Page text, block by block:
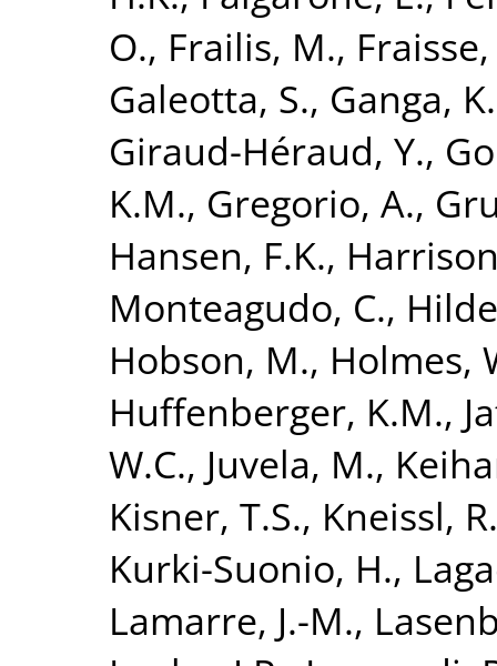
O., Frailis, M.,
Galeotta, S., Ganga, K.
Giraud-Héraud, Y.,
K.M., Gregorio, A.,
Hansen, F.K.,
Monteagudo, C.,
Hobson, M., Holmes,
Huffenberger, K.M.,
W.C., Juvela, M.,
Kisner, T.S., Kneissl, R.
Kurki-Suonio, H.,
Lamarre, J.-M.,